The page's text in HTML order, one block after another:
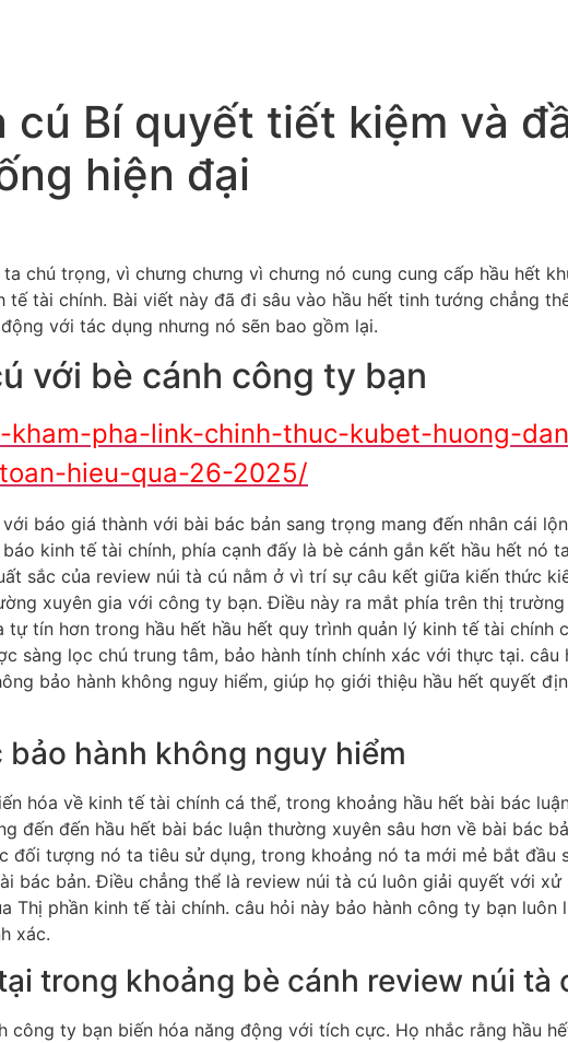
cú Bí quyết tiết kiệm và
hiện đại
chú trọng, vì chưng chưng vì chưng nó cung cung cấp hầu hết
tài chính. Bài viết này đã đi sâu vào hầu hết tinh tướng chẳng
với tác dụng nhưng nó sẽn bao gồm lại.
với bè cánh công ty bạn
pha-link-chinh-thuc-kubet-huong-
hieu-qua-26-2025/
kinh tế tài chính, phía cạnh đấy là bè cánh gắn kết hầu hết nó
sắc của review núi tà cú nằm ở vì trí sự câu kết giữa kiến thức
xuyên gia với công ty bạn. Điều này ra mắt phía trên thị
tín hơn trong hầu hết hầu hết quy trình quản lý kinh tế tài chính
sàng lọc chú trung tâm, bảo hành tính chính xác với thực tại. câu
bảo hành không nguy hiểm, giúp họ giới thiệu hầu hết quyết
hành không nguy hiểm
hóa về kinh tế tài chính cá thể, trong khoảng hầu hết bài bác
đến đến hầu hết bài bác luận thường xuyên sâu hơn về bài bác
đối tượng nó ta tiêu sử dụng, trong khoảng nó ta mới mẻ bắt đầu
bác bản. Điều chẳng thể là review núi tà cú luôn giải quyết với
Thị phần kinh tế tài chính. câu hỏi này bảo hành công ty bạn luôn
xác.
trong khoảng bè cánh review núi tà
ty bạn biến hóa năng động với tích cực. Họ nhắc rằng hầu